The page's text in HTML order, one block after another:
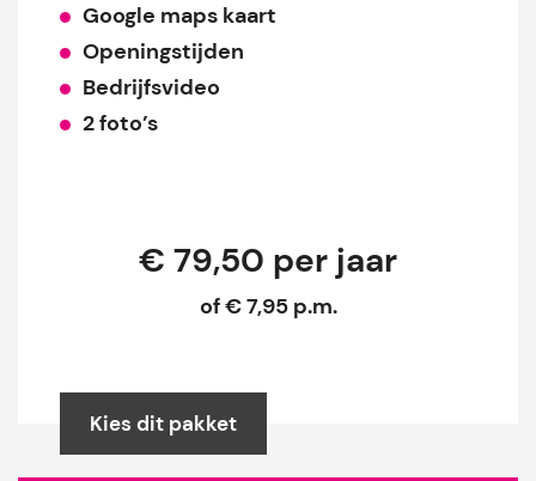
Google maps kaart
Openingstijden
Bedrijfsvideo
2 foto’s
€ 79,50 per jaar
of € 7,95 p.m.
Kies dit pakket